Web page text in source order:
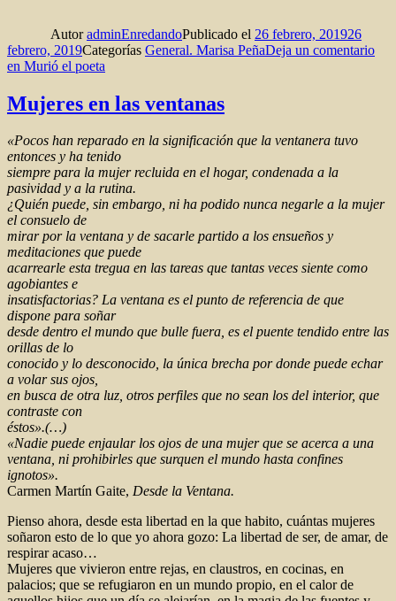
AutoradminEnredandoPublicado el 26 febrero, 201926
febrero, 2019Categorías General. Marisa PeñaDeja un comentario
en Murió el poeta
Mujeres en las ventanas
«Pocos han reparado en la significación que la ventanera tuvo
entonces y ha tenido
siempre para la mujer recluida en el hogar, condenada a la
pasividad y a la rutina.
¿Quién puede, sin embargo, ni ha podido nunca negarle a la mujer
el consuelo de
mirar por la ventana y de sacarle partido a los ensueños y
meditaciones que puede
acarrearle esta tregua en las tareas que tantas veces siente como
agobiantes e
insatisfactorias? La ventana es el punto de referencia de que
dispone para soñar
desde dentro el mundo que bulle fuera, es el puente tendido entre las
orillas de lo
conocido y lo desconocido, la única brecha por donde puede echar
a volar sus ojos,
en busca de otra luz, otros perfiles que no sean los del interior, que
contraste con
éstos».(…)
«Nadie puede enjaular los ojos de una mujer que se acerca a una
ventana, ni prohibirles que surquen el mundo hasta confines
ignotos».
Carmen Martín Gaite, Desde la Ventana.
Pienso ahora, desde esta libertad en la que habito, cuántas mujeres
soñaron esto de lo que yo ahora gozo: La libertad de ser, de amar, de
respirar acaso…
Mujeres que vivieron entre rejas, en claustros, en cocinas, en
palacios; que se refugiaron en un mundo propio, en el calor de